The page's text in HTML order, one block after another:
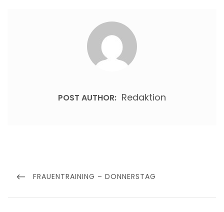
POST AUTHOR: Redaktion
PREVIOUS
FRAUENTRAINING – DONNERSTAG